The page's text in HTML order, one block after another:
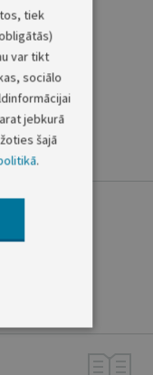
lauku un
tiek
var tikt
sociālo
jebkurā
šajā
.